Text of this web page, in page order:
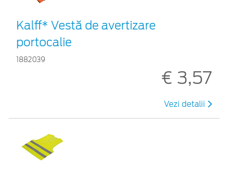
Kalff* Vestă de avertizare
portocalie
1882039
€ 3,57
Vezi detalii